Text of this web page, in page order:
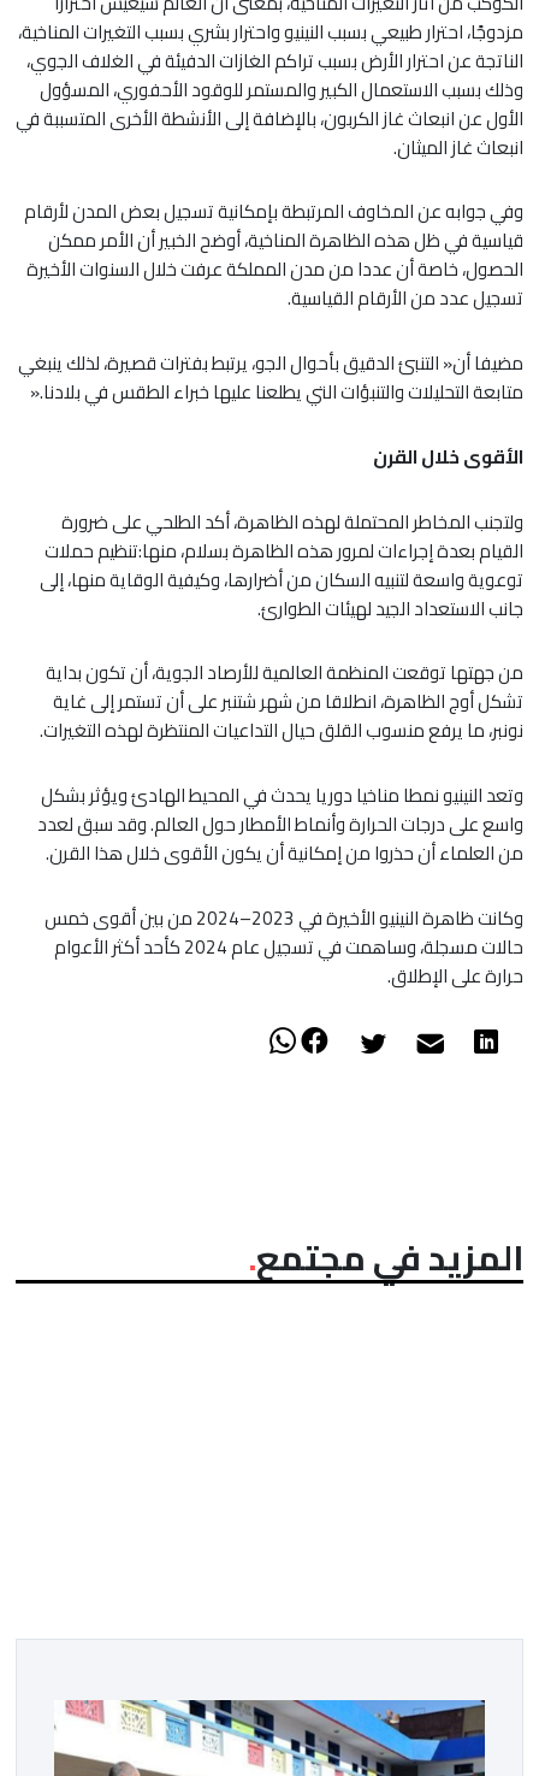
مزدوجًا، احترار طبيعي بسبب النينيو واحترار بشري بسبب التغيرات المناخية،
الناتجة عن احترار الأرض بسبب تراكم الغازات الدفيئة في الغلاف الجوي،
وذلك بسبب الاستعمال الكبير والمستمر للوقود الأحفوري، المسؤول
الأول عن انبعاث غاز الكربون، بالإضافة إلى الأنشطة الأخرى المتسببة في
انبعاث غاز الميثان.
وفي جوابه عن المخاوف المرتبطة بإمكانية تسجيل بعض المدن لأرقام
قياسية في ظل هذه الظاهرة المناخية، أوضح الخبير أن الأمر ممكن
الحصول، خاصة أن عددا من مدن المملكة عرفت خلال السنوات الأخيرة
تسجيل عدد من الأرقام القياسية.
مضيفا أن« التنبئ الدقيق بأحوال الجو، يرتبط بفترات قصيرة، لذلك ينبغي
متابعة التحليلات والتنبؤات التي يطلعنا عليها خبراء الطقس في بلادنا.«
الأقوى خلال القرن
ولتجنب المخاطر المحتملة لهذه الظاهرة، أكد الطلحي على ضرورة
القيام بعدة إجراءات لمرور هذه الظاهرة بسلام، منها:تنظيم حملات
توعوية واسعة لتنبيه السكان من أضرارها، وكيفية الوقاية منها، إلى
جانب الاستعداد الجيد لهيئات الطوارئ.
من جهتها توقعت المنظمة العالمية للأرصاد الجوية، أن تكون بداية
تشكل أوج الظاهرة، انطلاقا من شهر شتنبر على أن تستمر إلى غاية
نونبر، ما يرفع منسوب القلق حيال التداعيات المنتظرة لهذه التغيرات.
وتعد النينيو نمطا مناخيا دوريا يحدث في المحيط الهادئ ويؤثر بشكل
واسع على درجات الحرارة وأنماط الأمطار حول العالم. وقد سبق لعدد
من العلماء أن حذروا من إمكانية أن يكون الأقوى خلال هذا القرن.
وكانت ظاهرة النينيو الأخيرة في 2023–2024 من بين أقوى خمس
حالات مسجلة، وساهمت في تسجيل عام 2024 كأحد أكثر الأعوام
حرارة على الإطلاق.
المزيد في مجتمع